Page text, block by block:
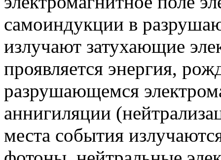
самоиндукции в
излучают затухающие
проявляется энергия,
разрушающемся
аннигиляции
места события